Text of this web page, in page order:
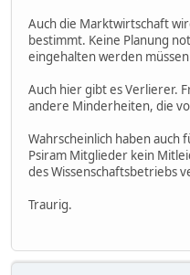
Auch die Marktwirtschaft
bestimmt. Keine Planung
eingehalten werden
Auch hier gibt es Verlierer.
andere Minderheiten, die
Wahrscheinlich haben auch
Psiram Mitglieder kein
des Wissenschaftsbetriebs
Traurig.